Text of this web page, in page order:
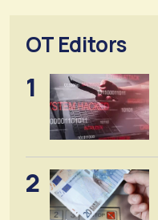
OT Editors
1
2